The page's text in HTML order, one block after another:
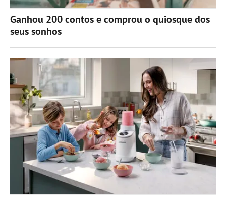
Ganhou 200 contos e comprou o quiosque dos
seus sonhos